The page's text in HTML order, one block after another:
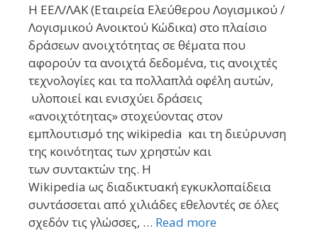
Η ΕΕΛ/ΛΑΚ (Εταιρεία Ελεύθερου Λογισμικού /
Λογισμικού Ανοικτού Κώδικα) στο πλαίσιο
δράσεων ανοιχτότητας σε θέματα που
αφορούν τα ανοιχτά δεδομένα, τις ανοιχτές
τεχνολογίες και τα πολλαπλά οφέλη αυτών,
υλοποιεί και ενισχύει δράσεις
«ανοιχτότητας» στοχεύοντας στον
εμπλουτισμό της wikipedia και τη διεύρυνση
της κοινότητας των χρηστών και
των συντακτών της. Η
Wikipedia ως διαδικτυακή εγκυκλοπαίδεια
συντάσσεται από χιλιάδες εθελοντές σε όλες
σχεδόν τις γλώσσες, … Read more